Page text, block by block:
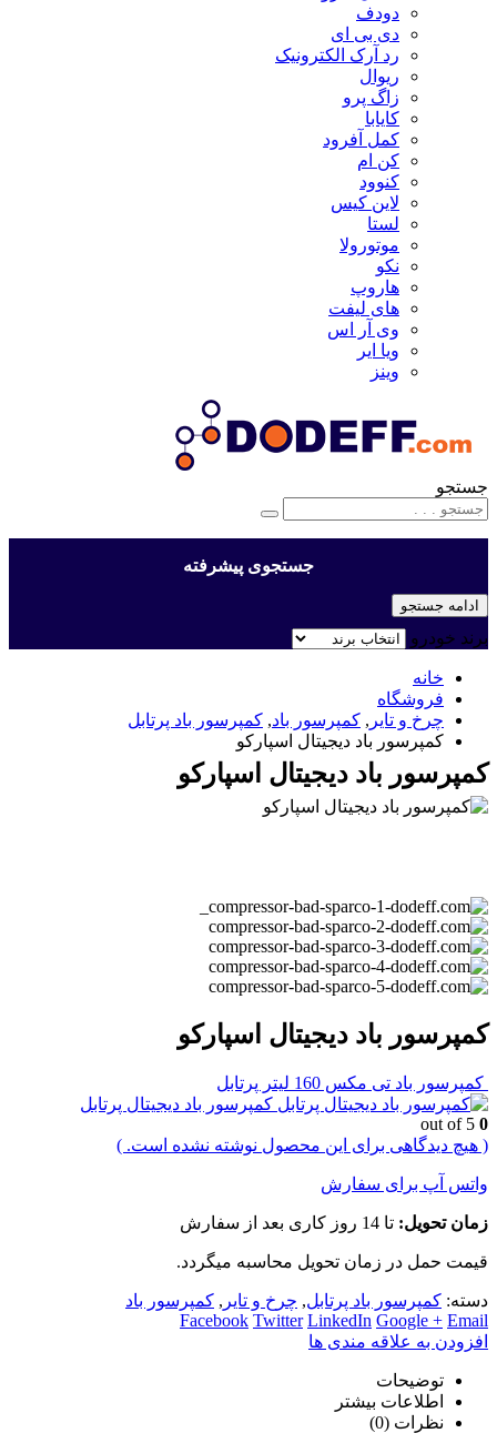
دودف
دی بی ای
رد آرک الکترونیک
ریوال
زاگ پرو
کایابا
کمل آفرود
کن ام
کنوود
لاین کیس
لستا
موتورولا
نکو
هاروپ
های لیفت
وی آر اس
ویا ایر
وینز
جستجو
جستجوی پیشرفته
ادامه جستجو
برند خودرو
خانه
فروشگاه
چرخ و تایر , کمپرسور باد, کمپرسور باد پرتابل
کمپرسور باد دیجیتال اسپارکو
کمپرسور باد دیجیتال اسپارکو
کمپرسور باد دیجیتال اسپارکو
کمپرسور باد تی مکس 160 لیتر پرتابل
کمپرسور باد دیجیتال پرتابل
0
( هیچ دیدگاهی برای این محصول نوشته نشده است. )
واتس آپ برای سفارش
زمان تحویل: تا 14 روز کاری بعد از سفارش
قیمت حمل در زمان تحویل محاسبه میگردد.
دسته: کمپرسور باد پرتابل, چرخ و تایر , کمپرسور باد
Facebook Twitter LinkedIn Google + Email
افزودن به علاقه مندی ها
توضیحات
اطلاعات بیشتر
نظرات (0)